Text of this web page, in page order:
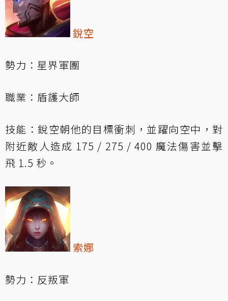
銳空
勢力：星界軍團
職業：盾護大師
技能：銳空朝他的目標衝刺，並躍向空中，對
附近敵人造成 175 / 275 / 400 魔法傷害並擊
飛 1.5 秒。
索娜
勢力：反叛軍